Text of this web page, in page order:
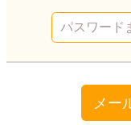
メー